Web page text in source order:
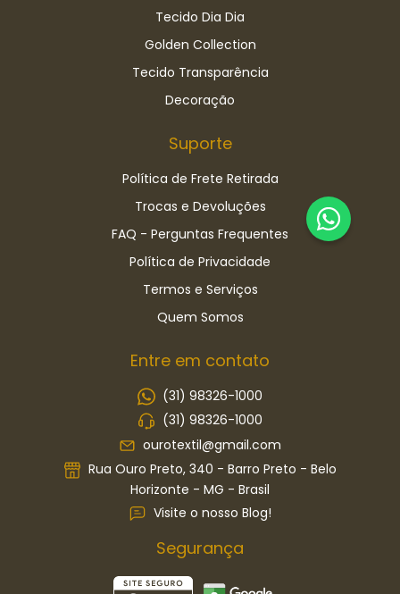
Tecido Dia Dia
Golden Collection
Tecido Transparência
Decoração
Suporte
Política de Frete Retirada
Trocas e Devoluções
FAQ - Perguntas Frequentes
Política de Privacidade
Termos e Serviços
Quem Somos
Entre em contato
(31) 98326-1000
(31) 98326-1000
ourotextil@gmail.com
Rua Ouro Preto, 340 - Barro Preto - Belo
Horizonte - MG - Brasil
Visite o nosso Blog!
Segurança